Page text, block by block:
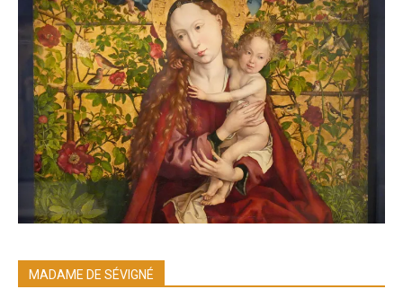
MADAME DE SÉVIGNÉ